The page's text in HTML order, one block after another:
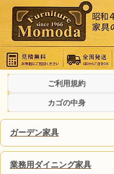
ご利用規約
カゴの中身
ガーデン家具
業務用ダイニング家具